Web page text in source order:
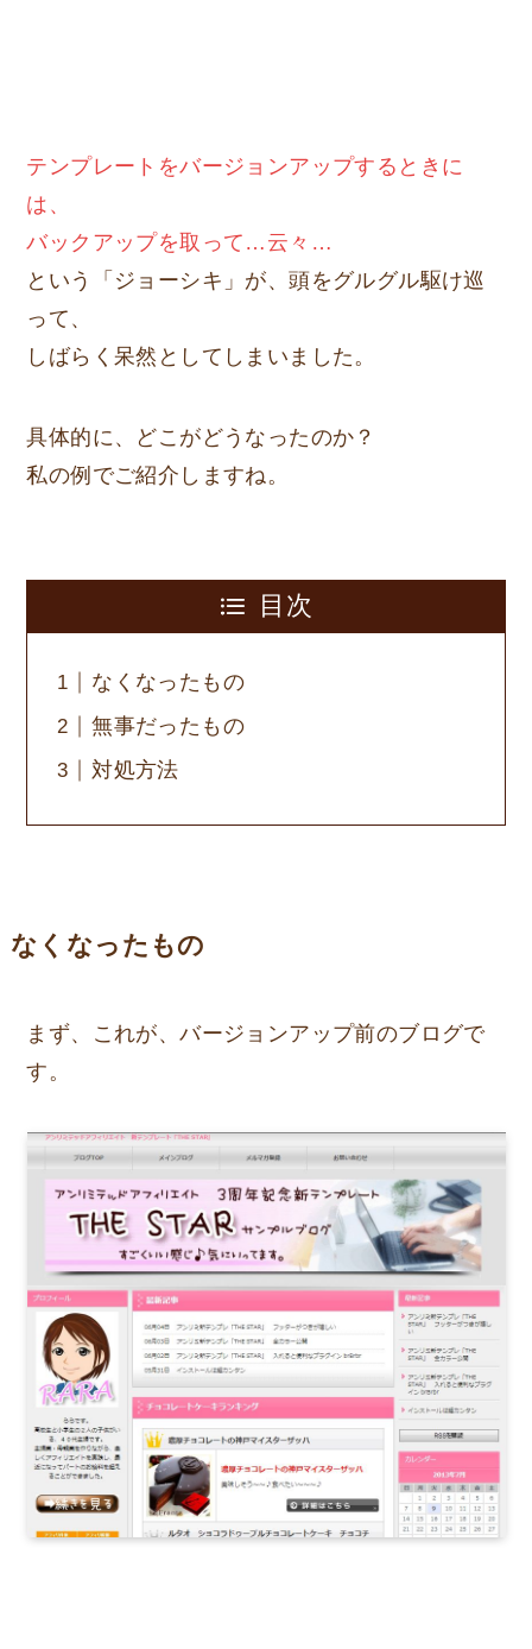
テンプレートをバージョンアップするときに
は、
バックアップを取って…云々…
という「ジョーシキ」が、頭をグルグル駆け巡
って、
しばらく呆然としてしまいました。
具体的に、どこがどうなったのか？
私の例でご紹介しますね。
目次
なくなったもの
無事だったもの
対処方法
なくなったもの
まず、これが、バージョンアップ前のブログで
す。